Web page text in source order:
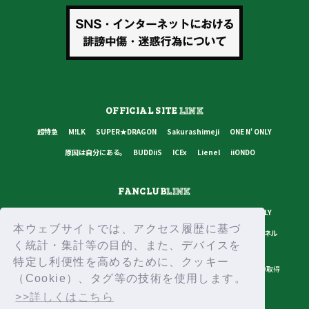
本ウェブサイトでは、アクセス履歴に基づ
く統計・集計等の目的、また、デバイスを
特定し利便性を高めるために、クッキー
（Cookie）、タグ等の技術を使用します。
>>詳しくはこちら
OFFICIAL SITELINK
超特急 M!LK SUPER★DRAGON Sakurashimeji
ONE N' ONLY
原因は自分にある。
BUDDiiS ICEx Lienel iiONDO
FANCLUBLINK
ONE N' ONLY
原因は自分にある。
BUDDiiS ICEx Lienel スターダストチャンネル
プライバシーポリシー ご利用規約 推奨環境 ヘルプ・お問い合わせ
ID取得